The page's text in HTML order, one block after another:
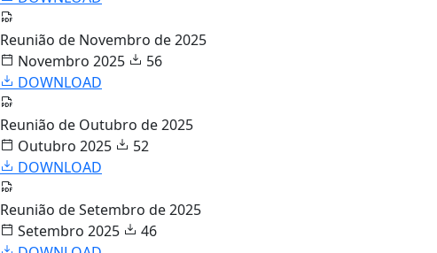
Reunião de Novembro de 2025
Novembro 2025
56
DOWNLOAD
Reunião de Outubro de 2025
Outubro 2025
52
DOWNLOAD
Reunião de Setembro de 2025
Setembro 2025
46